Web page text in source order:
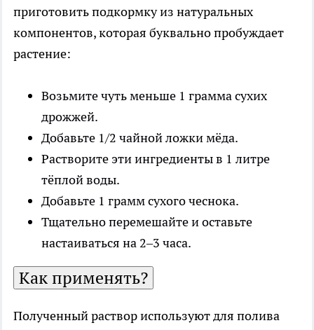
приготовить подкормку из натуральных
компонентов, которая буквально пробуждает
растение:
Возьмите чуть меньше 1 грамма сухих
дрожжей.
Добавьте 1/2 чайной ложки мёда.
Растворите эти ингредиенты в 1 литре
тёплой воды.
Добавьте 1 грамм сухого чеснока.
Тщательно перемешайте и оставьте
настаиваться на 2–3 часа.
Как применять?
Полученный раствор используют для полива